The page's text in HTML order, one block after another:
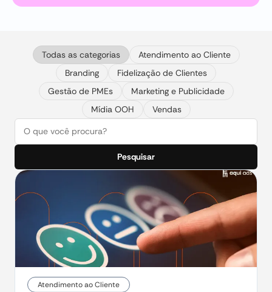
Todas as categorias
Atendimento ao Cliente
Branding
Fidelização de Clientes
Gestão de PMEs
Marketing e Publicidade
Mídia OOH
Vendas
Pesquisar
Atendimento ao Cliente